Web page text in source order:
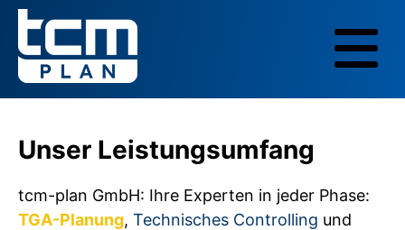
Unser Leistungsumfang
tcm-plan GmbH: Ihre Experten in jeder Phase:
TGA-Planung, Technisches Controlling und